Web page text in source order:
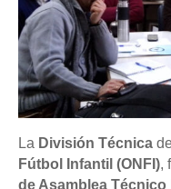
La División Técnica
Fútbol Infantil (ONFI),
de Asamblea Técnico